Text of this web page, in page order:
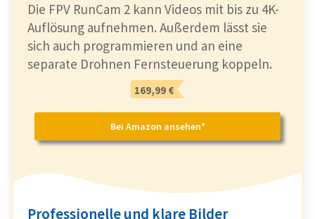
Die FPV RunCam 2 kann Videos mit bis zu 4K-
Auflösung aufnehmen. Außerdem lässt sie
sich auch programmieren und an eine
separate Drohnen Fernsteuerung koppeln.
169,99 €
Bei Amazon ansehen*
Professionelle und klare Bilder